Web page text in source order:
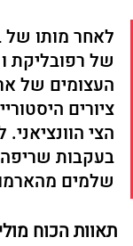
לאחר מותו של
של רפובליקת
העצומים של
ציורים
הצי
בעקבות
שלמים
תאוות הכוח